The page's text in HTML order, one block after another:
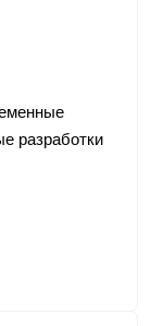
разработки